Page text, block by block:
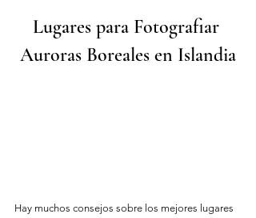
Lugares para Fotografiar
Auroras Boreales en Islandia
Hay muchos consejos sobre los mejores lugares